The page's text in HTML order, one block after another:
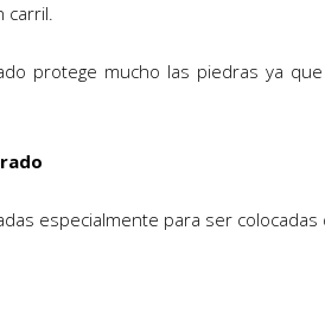
carril.
protege mucho las piedras ya
especialmente para ser